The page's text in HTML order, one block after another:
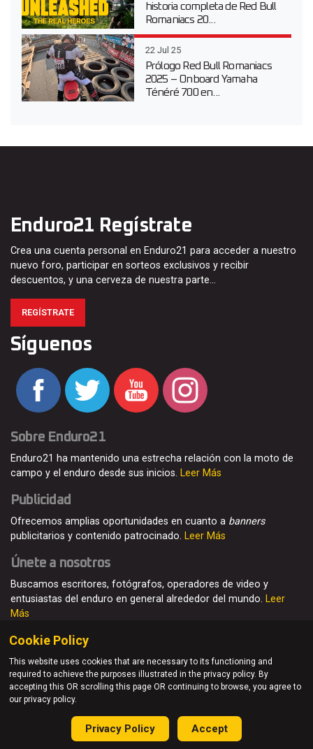
historia completa de Red Bull
Romaniacs 20...
22 Jul 25
Prólogo Red Bull Romaniacs
2025 – Onboard Yamaha
Ténéré 700 en...
Enduro21 Regístrate
Crea una cuenta personal en Enduro21 para acceder a nuestro
nuevo foro, participar en sorteos exclusivos y recibir
descuentos, y una cerveza de nuestra parte…
REGÍSTRATE
Síguenos
Sobre Enduro21
Enduro21 ha mantenido una estrecha relación con la moto de
campo y el enduro desde sus inicios. Leer Más
Publicidad
Ofrecemos amplias oportunidades en cuanto a banners
publicitarios y contenido patrocinado. Leer Más
Únete a nosotros
Buscamos escritores, fotógrafos, operadores de video y
entusiastas del enduro en general alrededor del mundo. Leer
Más
© Enduro21 / Future7Media Limited. Todos los derechos
reservados
Quienes somos Contacto Únete Publicidad
Privacy Policy
Cookie Policy
This website uses cookies that are necessary to its functioning and
required to achieve the purposes illustrated in the privacy policy. By
accepting this OR scrolling this page OR continuing to browse, you agree to
our privacy policy.
Privacy Policy Accept